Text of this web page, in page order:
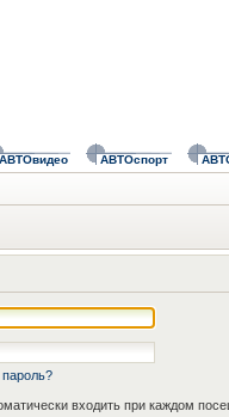
АВТОвидео АВТОспорт
входить при каждом